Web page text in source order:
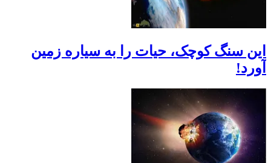
این سنگ کوچک، حیات را به سیاره زمین
آورد!